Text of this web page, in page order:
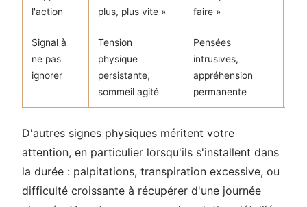
l'action
plus, plus vite »
faire »
Signal à
ne pas
ignorer
Tension
physique
persistante,
sommeil agité
Pensées
intrusives,
appréhension
permanente
D'autres signes physiques méritent votre
attention, en particulier lorsqu'ils s'installent dans
la durée : palpitations, transpiration excessive, ou
difficulté croissante à récupérer d'une journée